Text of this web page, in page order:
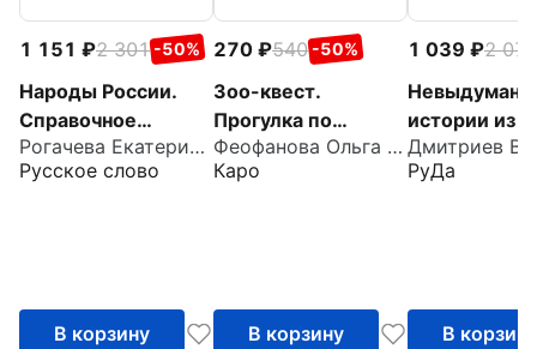
1 151 2 301 -50%
Народы России.
Справочное
пособие
Рогачева Екатерина Николаевна
Русское слово
В корзину
270 540 -50%
Зоо-квест.
Прогулка по
архитектурному
зверинцу
Феофанова Ольга Викторовна
Каро
В корзину
1 039
2 078
истории из
истории.
РуДа
В корзину